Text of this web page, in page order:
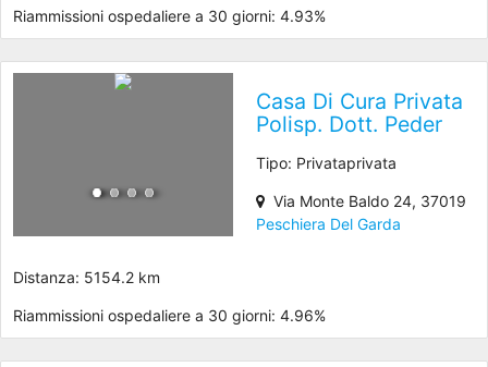
Riammissioni ospedaliere a 30 giorni: 4.93%
Casa Di Cura Privata
Polisp. Dott. Peder
Tipo: Privataprivata
Via Monte Baldo 24, 37019
Peschiera Del Garda
Distanza: 5154.2 km
Riammissioni ospedaliere a 30 giorni: 4.96%